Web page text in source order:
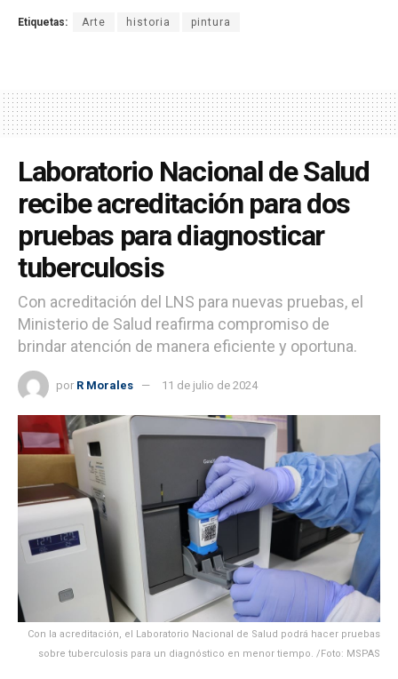
Etiquetas: Arte historia pintura
Laboratorio Nacional de Salud
recibe acreditación para dos
pruebas para diagnosticar
tuberculosis
Con acreditación del LNS para nuevas pruebas, el
Ministerio de Salud reafirma compromiso de
brindar atención de manera eficiente y oportuna.
por R Morales 11 de julio de 2024
Con la acreditación, el Laboratorio Nacional de Salud podrá hacer pruebas
sobre tuberculosis para un diagnóstico en menor tiempo. /Foto: MSPAS